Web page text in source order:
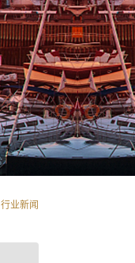
行业新闻